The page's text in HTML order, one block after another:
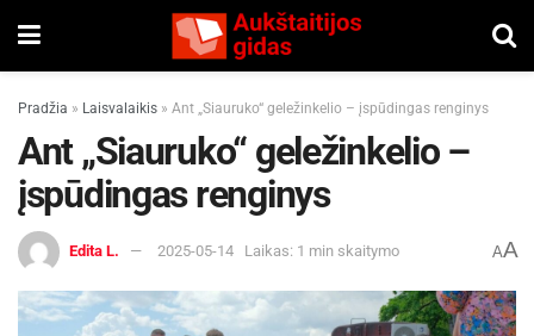
Pradžia » Laisvalaikis » Ant „Siauruko“ geležinkelio – įspūdingas renginys
Ant „Siauruko“ geležinkelio –
įspūdingas renginys
Edita L. 2025-05-14 Laikas: 1 min skaitymo AA